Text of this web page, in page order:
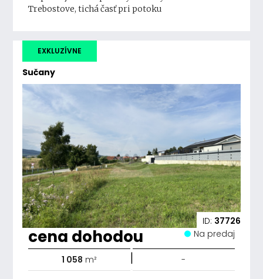
Trebostove, tichá časť pri potoku
Sučany
EXKLUZÍVNE
ID: 37726
cena dohodou Na predaj
1 058 m² | -